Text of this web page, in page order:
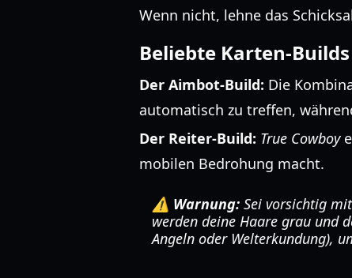
Wenn nicht, lehne das
Beliebte Karten-
Der Aimbot-Build: Die
automatisch zu treffen,
Der Reiter-Build: True Cowboy
mobilen Bedrohung macht.
⚠️ Warnung: Sei vorsichtig
werden deine Haare grau und
Angeln oder Welterkundung),